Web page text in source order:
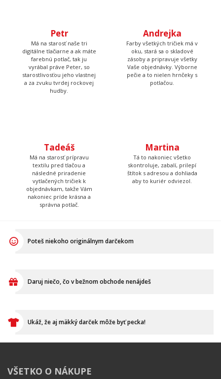
Petr
Má na starosť naše tri
digitálne tlačiarne a ak máte
farebnú potlač, tak ju
vyrábal práve Peter, so
starostlivosťou jeho vlastnej
a za zvuku tvrdej rockovej
hudby.
Andrejka
Farby všetkých tričiek má v
oku, stará sa o skladové
zásoby a pripravuje všetky
Vaše objednávky. Výborne
pečie a to nielen hrnčeky s
potlačou.
Tadeáš
Má na starosť prípravu
textilu pred tlačou a
následné priradenie
vytlačených tričiek k
objednávkam, takže Vám
nakoniec príde krásna a
správna potlač.
Martina
Tá to nakoniec všetko
skontroluje, zabalí, prilepí
štítok s adresou a dohliada
aby to kuriér odviezol.
Poteš niekoho originálnym darčekom
Daruj niečo, čo v bežnom obchode nenájdeš
Ukáž, že aj mäkký darček môže byť pecka!
VŠETKO O NÁKUPE